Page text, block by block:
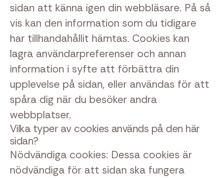
sidan att känna igen din webbläsare. På så
vis kan den information som du tidigare
har tillhandahållit hämtas. Cookies kan
lagra användarpreferenser och annan
information i syfte att förbättra din
upplevelse på sidan, eller användas för att
spåra dig när du besöker andra
webbplatser.
Vilka typer av cookies används på den här
sidan?
Nödvändiga cookies: Dessa cookies är
nödvändiga för att sidan ska fungera